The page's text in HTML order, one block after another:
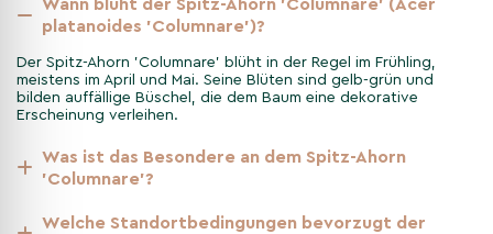
Herkunft und Geschichte des
Säulenförmigen Spitzahorn
Der Säulenförmige Spitzahorn 'Columnare', auch als Acer
Europa. Er wurde im 19. Jahrhundert als Zierbaum kultiviert und
hat seitdem eine große Beliebtheit in Gärten und Parkanlagen
Spitzahorns und wurde speziell für seine schmale Wuchsform
Wann blüht der Spitz-Ahorn 'Columnare' (Acer
platanoides 'Columnare')?
Der Spitz-Ahorn 'Columnare' blüht in der Regel im Frühling,
meistens im April und Mai. Seine Blüten sind gelb-grün und
bilden auffällige Büschel, die dem Baum eine dekorative
Erscheinung verleihen.
Was ist das Besondere an dem Spitz-Ahorn
'Columnare'?
Welche Standortbedingungen bevorzugt der